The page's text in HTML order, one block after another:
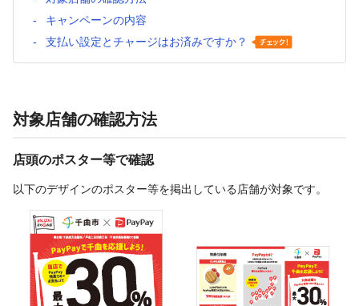
キャンペーンの内容
支払い設定とチャージはお済みですか？
対象店舗の確認方法
店頭のポスター等で確認
以下のデザインのポスター等を掲出している店舗が対象です。